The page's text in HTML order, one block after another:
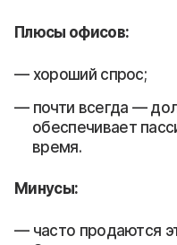
Плюсы офисов:
хороший спрос;
почти всегда —
обеспечивает
время.
Минусы:
часто продаются